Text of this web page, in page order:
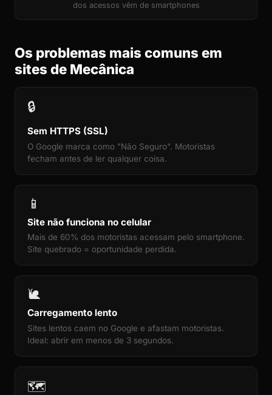
dos acessos vêm de smartphones
Os problemas mais comuns em
sites de Mecânica
🔒
Sem HTTPS (SSL)
O Google marca como "Não Seguro". Motoristas
fecham antes de ler qualquer coisa.
📱
Site não funciona no celular
Mais de 60% dos motoristas acessam pelo smartphone.
Site quebrado = oportunidade perdida.
🐌
Carregamento lento
Sites lentos caem no Google e afastam motoristas.
Ideal: abrir em menos de 3 segundos.
🗺️